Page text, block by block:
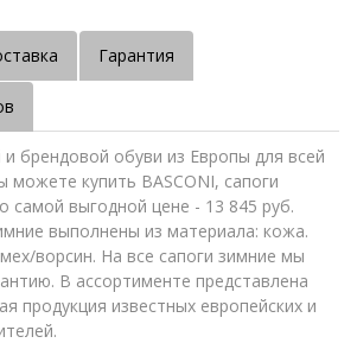
Гарантия
брендовой обуви из Европы для всей
можете купить BASCONI, сапоги
самой выгодной цене - 13 845 руб.
выполнены из материала: кожа.
ворсин. На все сапоги зимние мы
В ассортименте представлена
продукция известных европейских и